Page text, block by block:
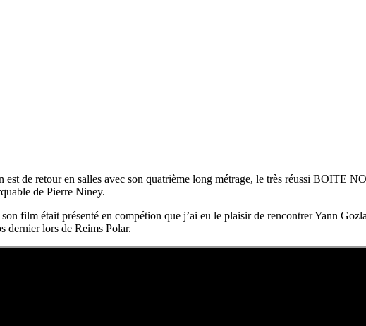
de retour en salles avec son quatrième long métrage, le très réussi BOITE
de Pierre Niney.
film était présenté en compétion que j’ai eu le plaisir de rencontrer Yann
dernier lors de Reims Polar.